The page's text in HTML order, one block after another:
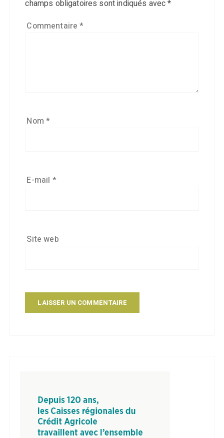
champs obligatoires sont indiqués avec*
Commentaire*
Nom*
E-mail *
Site web